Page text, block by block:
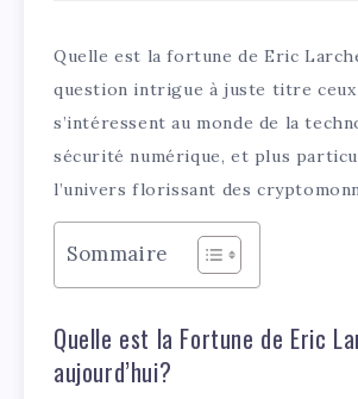
Quelle est la fortune de Eric
question intrigue à juste titre ceux
s’intéressent au monde de la
sécurité numérique, et plus
l’univers florissant des
Sommaire
Quelle est la Fortune de Eric
aujourd’hui?